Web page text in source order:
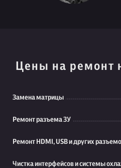
Цены на ремонт
Замена матрицы
Ремонт разъема ЗУ
Ремонт HDMI, USB и других
Чистка интерфейсов и системы